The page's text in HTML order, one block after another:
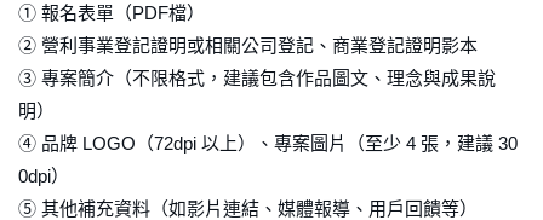
① 報名表單（PDF檔）
② 營利事業登記證明或相關公司登記、商業登記證明影本
③ 專案簡介（不限格式，建議包含作品圖文、理念與成果說
明）
④ 品牌 LOGO（72dpi 以上）、專案圖片（至少 4 張，建議 30
0dpi）
⑤ 其他補充資料（如影片連結、媒體報導、用戶回饋等）